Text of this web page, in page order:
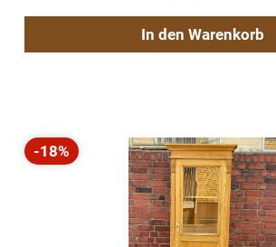
In den Warenkorb
Rabatt
-18%